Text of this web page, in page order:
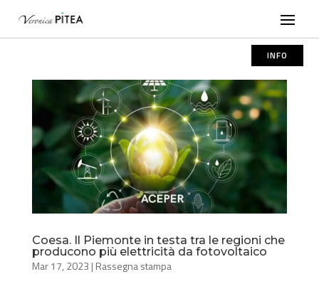
INFO
Coesa. Il Piemonte in testa tra le regioni che
producono più elettricità da fotovoltaico
Mar 17, 2023 | Rassegna stampa